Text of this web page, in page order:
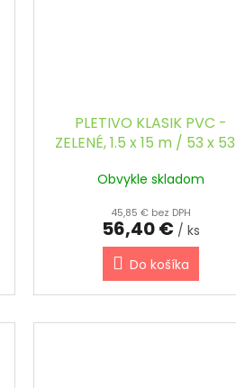
PLETIVO KLASIK PVC -
ZELENÉ, 1.5 x 15 m / 53 x
Obvykle skladom
45,85 € bez DPH
56,40 € / ks
Do košíka